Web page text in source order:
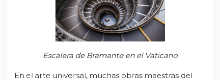
Escalera de Bramante en el Vaticano
En el arte universal, muchas obras maestras del